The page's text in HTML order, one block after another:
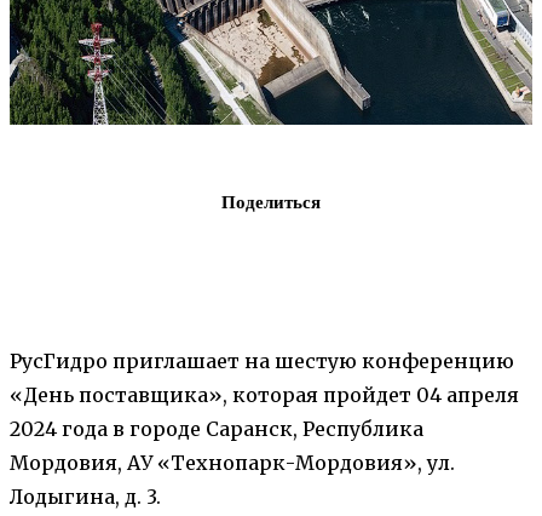
Поделиться
РусГидро приглашает на шестую конференцию
«День поставщика», которая пройдет 04 апреля
2024 года в городе Саранск, Республика
Мордовия, АУ «Технопарк-Мордовия», ул.
Лодыгина, д. 3.